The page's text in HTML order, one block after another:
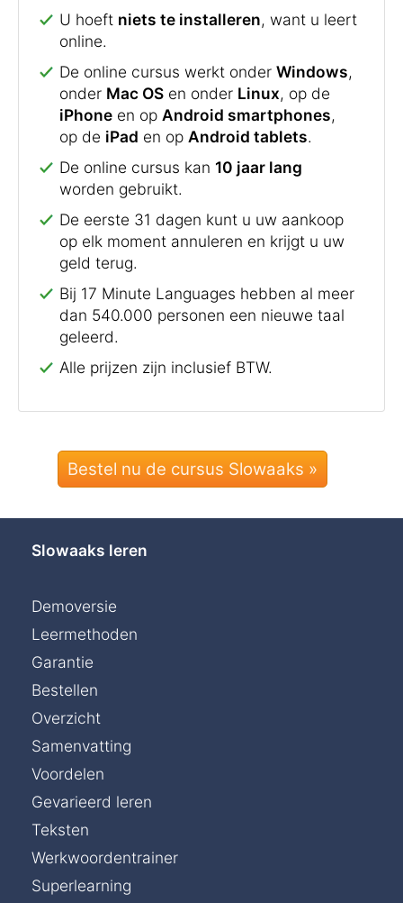
U hoeft niets te installeren, want u leert
online.
De online cursus werkt onder Windows,
onder Mac OS en onder Linux, op de
iPhone en op Android smartphones,
op de iPad en op Android tablets.
De online cursus kan 10 jaar lang
worden gebruikt.
De eerste 31 dagen kunt u uw aankoop
op elk moment annuleren en krijgt u uw
geld terug.
Bij 17 Minute Languages hebben al meer
dan 540.000 personen een nieuwe taal
geleerd.
Alle prijzen zijn inclusief BTW.
Bestel nu de cursus Slowaaks »
Slowaaks leren
Demoversie
Leermethoden
Garantie
Bestellen
Overzicht
Samenvatting
Voordelen
Gevarieerd leren
Teksten
Werkwoordentrainer
Superlearning